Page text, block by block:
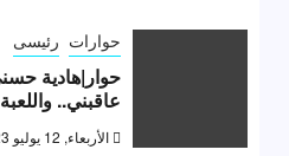
حوارات رئيسى
حوار|هادية
عاقبني..
الأربعاء, 12 يوليو 2023, 4:08 م